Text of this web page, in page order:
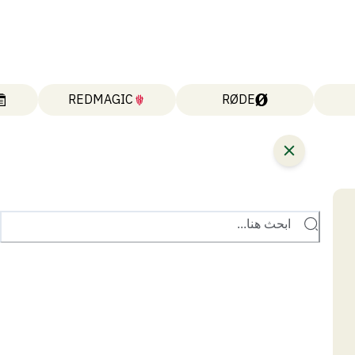
RØDE
REDMAGIC
ابحث هنا...